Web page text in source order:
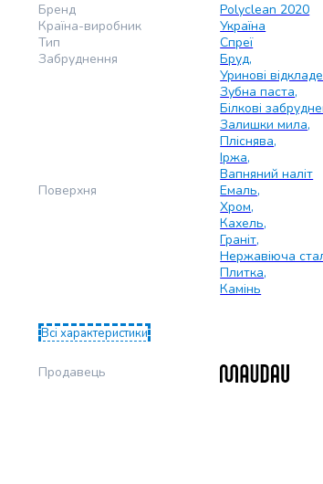
Бренд
Polyclean 2020
Країна-виробник
Україна
Тип
Спреї
Забруднення
Бруд,
Уринові
Зубна паста,
Білкові
Залишки мила,
Пліснява,
Іржа,
Вапняний наліт
Поверхня
Емаль,
Хром,
Кахель,
Граніт,
Нержавіюча
Плитка,
Камінь
Всі характеристики
Продавець